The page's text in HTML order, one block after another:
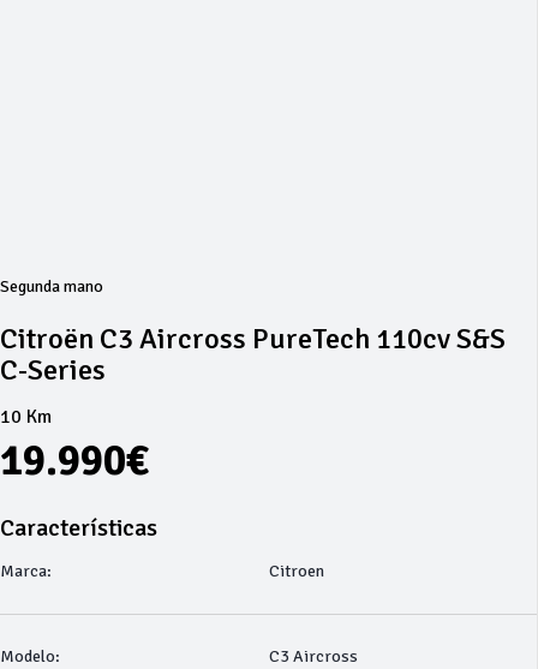
Segunda mano
Citroën C3 Aircross PureTech 110cv S&S
C-Series
10 Km
19.990€
Características
Marca: Citroen
Modelo: C3 Aircross